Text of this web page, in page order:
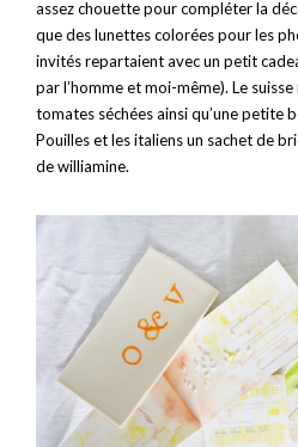
assez chouette pour compléter la
que des lunettes colorées pour les
invités repartaient avec un petit
par l’homme et moi-même). Le
tomates séchées ainsi qu’une petite
Pouilles et les italiens un sachet de
de williamine.